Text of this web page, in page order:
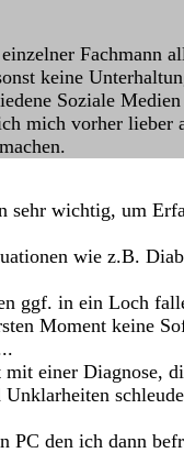
Fachmann
keine
Soziale
mich vorher lieber
sehr wichtig, um
wie z.B.
ggf. in ein Loch
Moment keine
mit einer Diagnose,
PC den ich dann